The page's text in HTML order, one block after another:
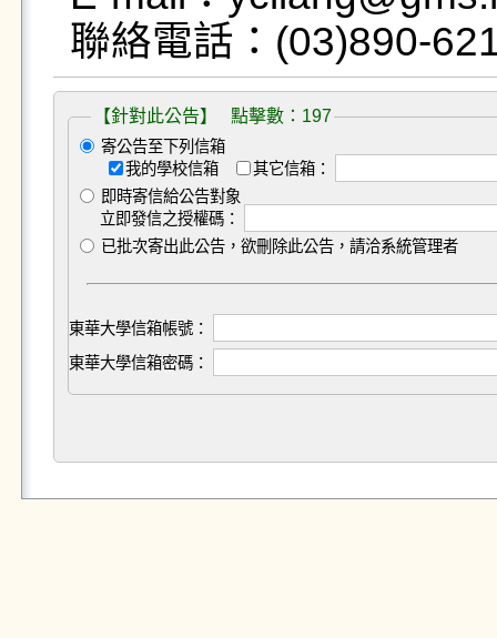
【針對此公告】 點擊數：197
寄公告至下列信箱
我的學校信箱
其它信箱：
即時寄信給公告對象
立即發信之授權碼：
已批次寄出此公告，欲刪除此公告，請洽系統管理者
東華大學信箱帳號：
東華大學信箱密碼：